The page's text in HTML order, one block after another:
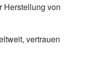
Herstellung von
vertrauen